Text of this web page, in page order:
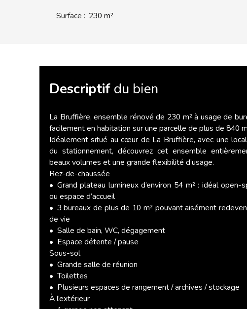
Surface : 230 m²
Descriptif du bien
La Bruffière, ensemble rénové de 230 m² à usage de
facilement en habitation sur une parcelle de plus de 840
Idéalement situé au cœur de La Bruffière, avec une
du stationnement, découvrez cet ensemble
beaux volumes et une grande flexibilité d’usage.
Rez-de-chaussée
Grand plateau lumineux d’environ 54 m² : idéal open-
ou espace d’accueil
3 bureaux de plus de 10 m² pouvant aisément
de vie
Salle de bain, WC, dégagement
Espace détente / pause
Sous-sol
Grande salle de réunion
Toilettes
Plusieurs espaces de rangement / archives / stockage
À l’extérieur